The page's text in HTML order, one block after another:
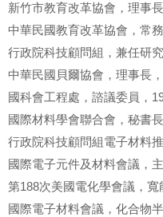
新竹市教育改革協會，理事
中華民國教育改革協會，常
行政院科技顧問組，兼任研
中華民國貝爾協會，理事長
國科會工程處，諮議委員，
國際材料學會聯合會，秘書
行政院科技顧問組電子材料
國際電子元件及材料會議，
第188次美國電化學會議，
國際電子材料會議，化合物